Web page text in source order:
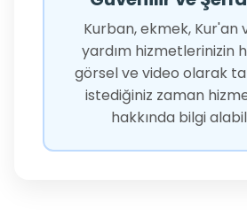
Kurban, ekmek, Kur'an
yardım hizmetlerinizin
görsel ve video olarak
istediğiniz zaman
hakkında bilgi